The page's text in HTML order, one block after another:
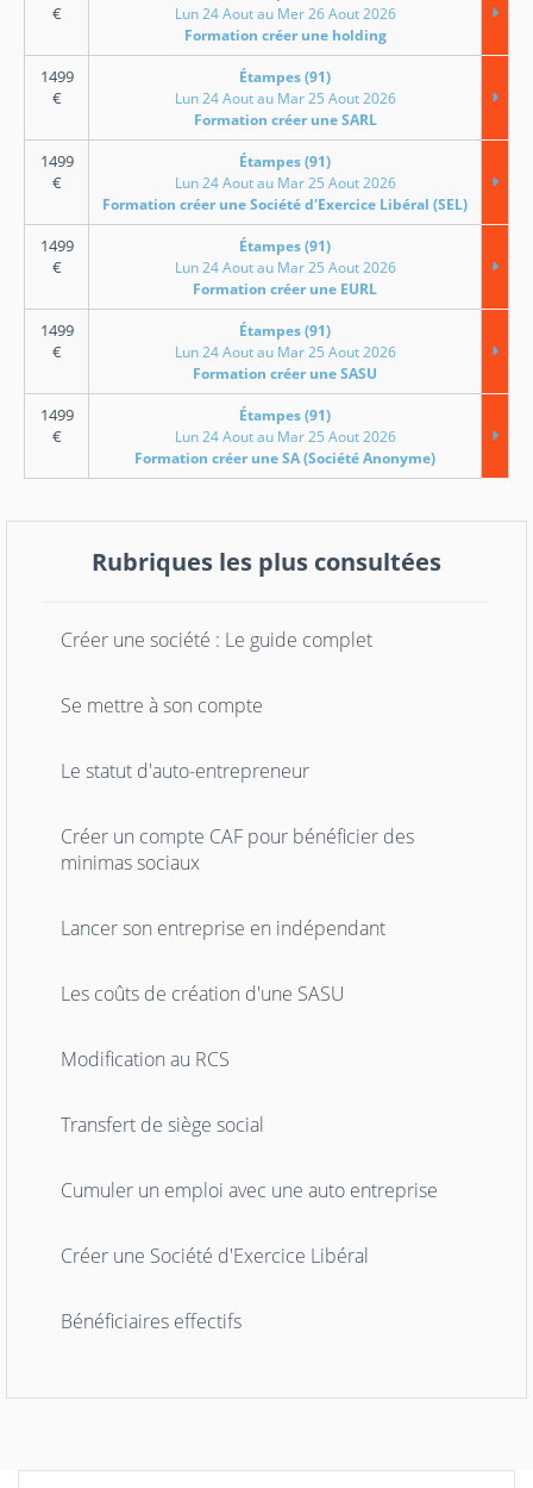
€
Lun 24 Aout au Mer 26 Aout 2026
Formation créer une holding
1499
€
Étampes (91)
Lun 24 Aout au Mar 25 Aout 2026
Formation créer une SARL
1499
€
Étampes (91)
Lun 24 Aout au Mar 25 Aout 2026
Formation créer une Société d'Exercice Libéral (SEL)
1499
€
Étampes (91)
Lun 24 Aout au Mar 25 Aout 2026
Formation créer une EURL
1499
€
Étampes (91)
Lun 24 Aout au Mar 25 Aout 2026
Formation créer une SASU
1499
€
Étampes (91)
Lun 24 Aout au Mar 25 Aout 2026
Formation créer une SA (Société Anonyme)
Rubriques les plus consultées
Créer une société : Le guide complet
Se mettre à son compte
Le statut d'auto-entrepreneur
Créer un compte CAF pour bénéficier des
minimas sociaux
Lancer son entreprise en indépendant
Les coûts de création d'une SASU
Modification au RCS
Transfert de siège social
Cumuler un emploi avec une auto entreprise
Créer une Société d'Exercice Libéral
Bénéficiaires effectifs